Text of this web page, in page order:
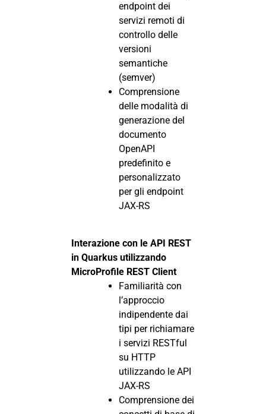
endpoint dei
servizi remoti di
controllo delle
versioni
semantiche
(semver)
Comprensione
delle modalità di
generazione del
documento
OpenAPI
predefinito e
personalizzato
per gli endpoint
JAX-RS
Interazione con le API REST
in Quarkus utilizzando
MicroProfile REST Client
Familiarità con
l’approccio
indipendente dai
tipi per richiamare
i servizi RESTful
su HTTP
utilizzando le API
JAX-RS
Comprensione dei